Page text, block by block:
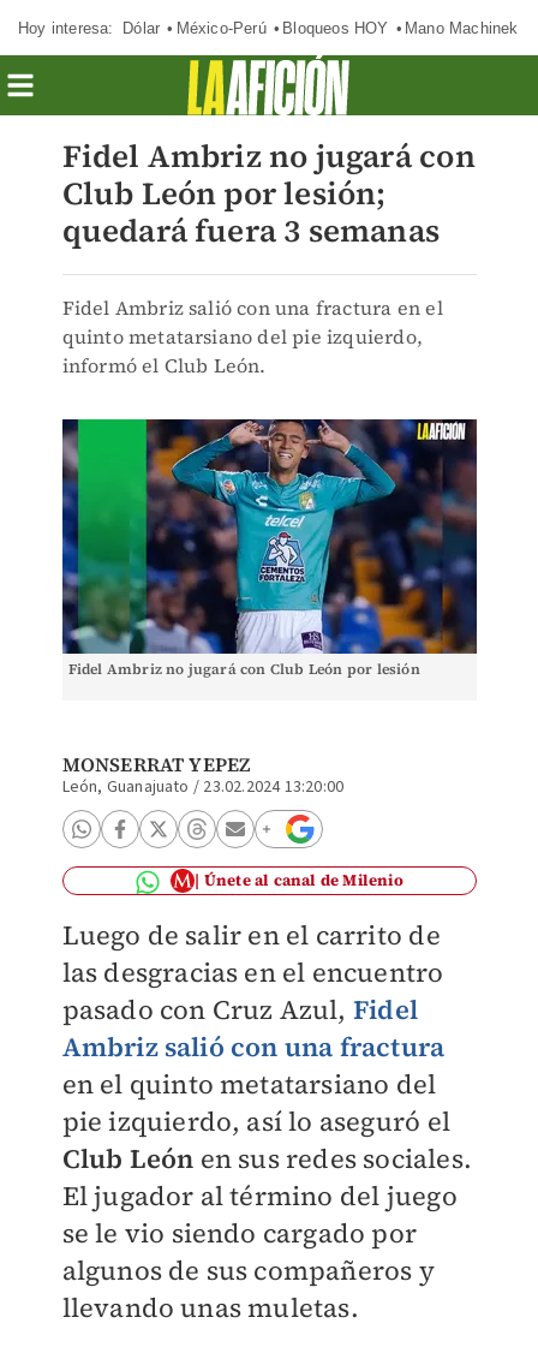
Hoy interesa: Dólar México-Perú Bloqueos HOY Mano Machinek
Fidel Ambriz no jugará con
Club León por lesión;
quedará fuera 3 semanas
Fidel Ambriz salió con una fractura en el
quinto metatarsiano del pie izquierdo,
informó el Club León.
Fidel Ambriz no jugará con Club León por lesión
MONSERRAT YEPEZ
León, Guanajuato / 23.02.2024 13:20:00
Únete al canal de Milenio
Luego de salir en el carrito de
las desgracias en el encuentro
pasado con Cruz Azul, Fidel
Ambriz salió con una fractura
en el quinto metatarsiano del
pie izquierdo, así lo aseguró el
Club León en sus redes sociales.
El jugador al término del juego
se le vio siendo cargado por
algunos de sus compañeros y
llevando unas muletas.